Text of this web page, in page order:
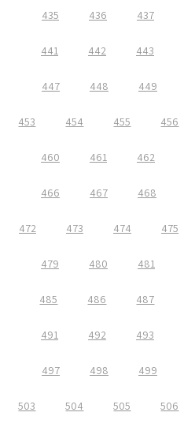
435 436 437
441 442 443
447 448 449
453 454 455 456
460 461 462
466 467 468
472 473 474 475
479 480 481
485 486 487
491 492 493
497 498 499
503 504 505 506